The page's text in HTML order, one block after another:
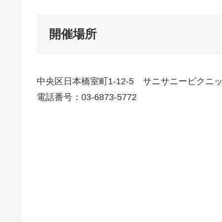
開催場所
中央区日本橋室町1-12-5 サニサニーピクニ
電話番号：03-6873-5772